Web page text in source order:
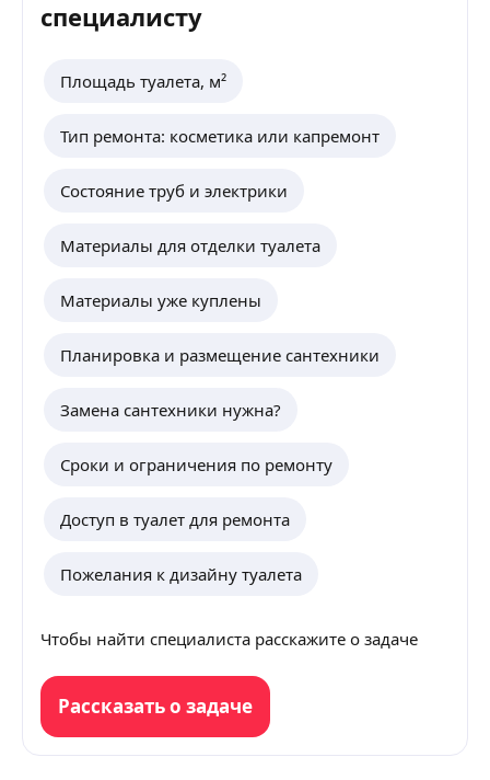
специалисту
Площадь туалета, м²
Тип ремонта: косметика или капремонт
Состояние труб и электрики
Материалы для отделки туалета
Материалы уже куплены
Планировка и размещение сантехники
Замена сантехники нужна?
Сроки и ограничения по ремонту
Доступ в туалет для ремонта
Пожелания к дизайну туалета
Чтобы найти специалиста расскажите о задаче
Рассказать о задаче